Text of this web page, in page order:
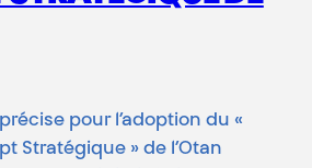
pour l’adoption du «
Stratégique » de l’Otan